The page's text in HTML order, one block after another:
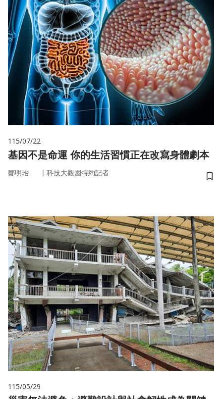
115/07/22
基因不是命運 你的生活習慣正在改寫身體劇本
鄒明珆 ｜ 科技大觀園特約記者
儲
115/05/29